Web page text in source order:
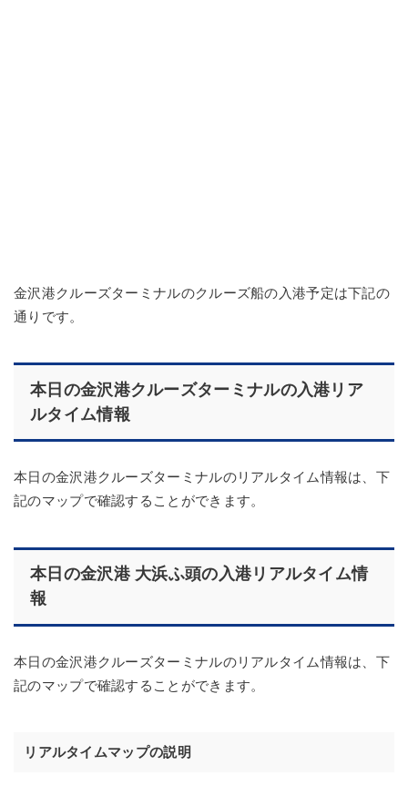
金沢港クルーズターミナルのクルーズ船の入港予定は下記の
通りです。
本日の金沢港クルーズターミナルの入港リア
ルタイム情報
本日の金沢港クルーズターミナルのリアルタイム情報は、下
記のマップで確認することができます。
本日の金沢港 大浜ふ頭の入港リアルタイム情
報
本日の金沢港クルーズターミナルのリアルタイム情報は、下
記のマップで確認することができます。
リアルタイムマップの説明